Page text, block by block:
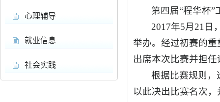
心理辅导
就业信息
社会实践
第四届“程华杯”
2017年5月21日
举办。经过初赛的
出席本次比赛并担任
根据比赛规则，
以此决出比赛名次